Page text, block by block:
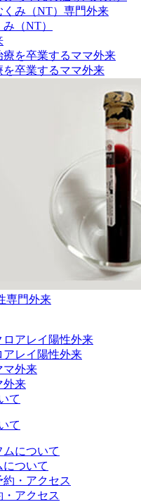
（NT）
を卒業するママ外来
専門外来
アレイ陽性外来
外来
て
て
について
・アクセス